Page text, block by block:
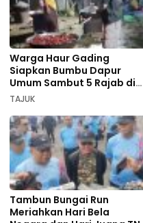
Warga Haur Gading
Siapkan Bumbu Dapur
Umum Sambut 5 Rajab di
Sekumpul
TAJUK
Tambun Bungai Run
Meriahkan Hari Bela